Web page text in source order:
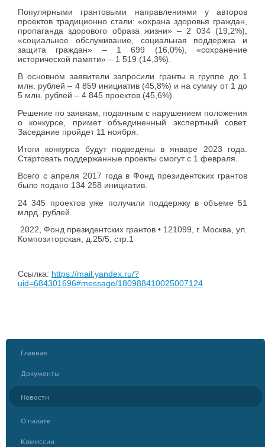
Популярными грантовыми направлениями у авторов
проектов традиционно стали: «охрана здоровья граждан,
пропаганда здорового образа жизни» – 2 034 (19,2%),
«социальное обслуживание, социальная поддержка и
защита граждан» – 1 699 (16,0%), «сохранение
исторической памяти» – 1 519 (14,3%).
В основном заявители запросили гранты в группе до 1
млн. рублей – 4 859 инициатив (45,8%) и на сумму от 1 до
5 млн. рублей – 4 845 проектов (45,6%).
Решение по заявкам, поданным с нарушением положения
о конкурсе, примет объединенный экспертный совет.
Заседание пройдет 11 ноября.
Итоги конкурса будут подведены в январе 2023 года.
Стартовать поддержанные проекты смогут с 1 февраля.
Всего с апреля 2017 года в Фонд президентских грантов
было подано 134 258 инициатив.
24 345 проектов уже получили поддержку в объеме 51
млрд. рублей.
2022, Фонд президентских грантов • 121099, г. Москва, ул.
Композиторская, д.25/5, стр.1
Ссылка: https://mail.yandex.ru/?
uid=684301696#message/180988410025007124
Главная
Документы
Новости
О палате
Комиссии